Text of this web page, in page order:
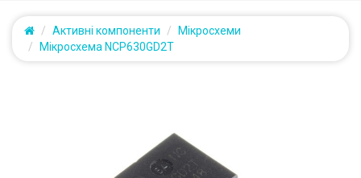
Активні компоненти
Мікросхеми
Мікросхема NCP630GD2T